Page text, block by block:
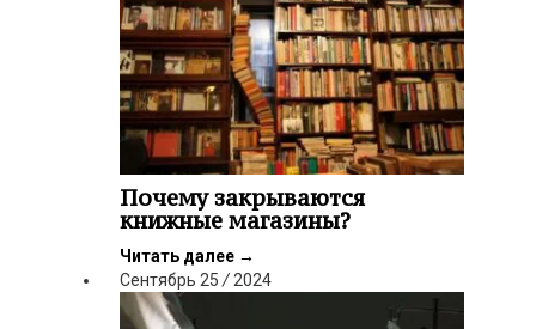
Почему закрываются
книжные магазины?
Читать далее →
Сентябрь 25/2024